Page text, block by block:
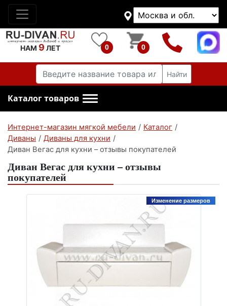
НАМ 9 ЛЕТ 0 0
Найти
Каталог товаров
Интернет-магазин мягкой мебели / Каталог /
Диваны / Диваны для кухни /
Диван Вегас для кухни – отзывы покупателей
Диван Вегас для кухни – отзывы
покупателей
Изменение размеров